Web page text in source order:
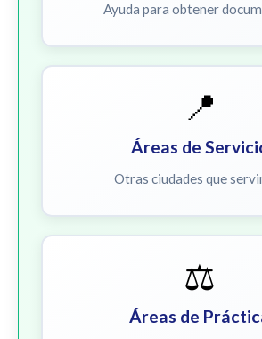
Ayuda para obtener
📍
Áreas de
Otras ciudades que
⚖️
Áreas de